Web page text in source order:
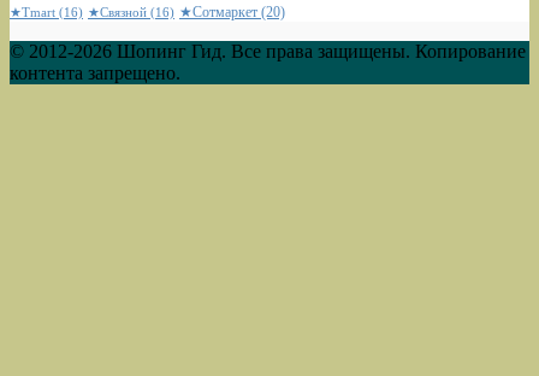
★Tmart (16) ★Связной (16) ★Сотмаркет (20)
© 2012-2026 Шопинг Гид. Все права защищены. Копирование
контента запрещено.